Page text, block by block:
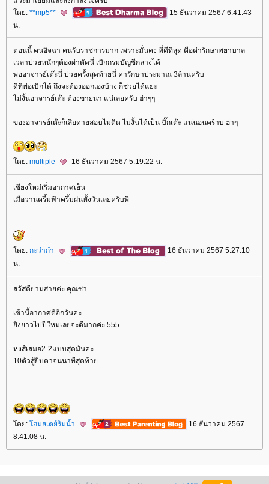
ดย: **mp5**
15 ธันวาคม 2567 6:41:43
น.
ตอนนี้ คนอิจฉา คนรับราชการมาก เพราะมั่นคง ที่ดีที่สุด คือค่ารักษาพยาบาล
เวลาป่วยหนักๆต้องผ่าตัดนี่ เบิกกรมบัญชีกลางได้
พ่ออาจารย์เต๊ะนี่ ป่วยครั้งสุดท้ายนี่ ค่ารักษาประมาณ 3ล้านครับ
ดีที่พ่อเบิกได้ ถึงจะต้องออกเองบ้าง ก็ช่วยได้แยะ
ไม่งั้นอาจารย์เต๊ะ ต้องขายนา แน่เลยครับ ฮ่าๆๆ
ของอาจารย์เต๊ะก็เสียดายสอบไม่ติด ไม่งั้นได้เป็น บิ๊กเต๊ะ แน่นอนคร้าบ ฮ่าๆ
ดย: multiple 16 ธันวาคม 2567 5:19:22 น.
เชียงใหม่เริ่มอากาศเย็น
เมื่อวานครึ้มฟ้าครึ้มฝนทั้งวันเลยครับพี่
ดย: กะว่าก๋า
16 ธันวาคม 2567 5:27:10
น.
สวัสดียามสายค่ะ คุณซา
เช้านี้อากาศดีอีกวันค่ะ
ิงยาวไปปีใหม่เลยจะดีมากค่ะ 555
หงส์เสมอ2-2แบบสุดมันค่ะ
10ตัวสู้ยิบตาจนนาทีสุดท้า
ดย: ฮมสเตย์ริมน้ำ
16 ธันวาคม 2567
8:41:08 น.